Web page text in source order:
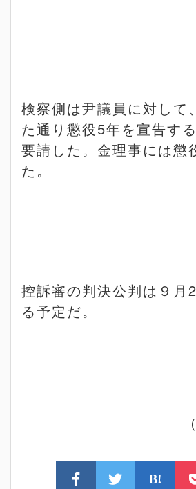
検察側は尹議員に対して、
た通り懲役5年を宣告す
要請した。金理事には懲
た。
控訴審の判決公判は９月
る予定だ。
B!